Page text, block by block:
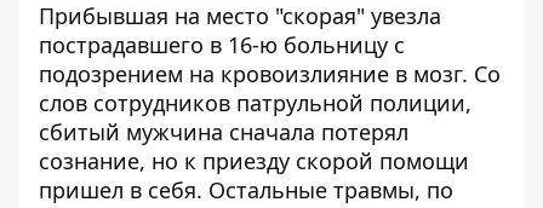
Прибывшая на место "скорая" увезла
пострадавшего в 16-ю больницу с
подозрением на кровоизлияние в мозг. Со
слов сотрудников патрульной полиции,
сбитый мужчина сначала потерял
сознание, но к приезду скорой помощи
пришел в себя. Остальные травмы, по